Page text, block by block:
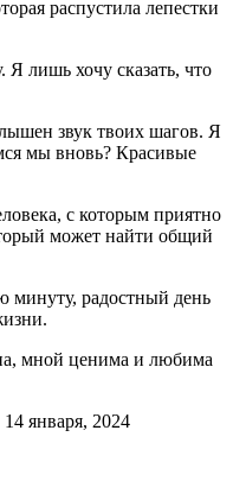
распустила лепестки
лишь хочу сказать, что
звук твоих шагов. Я
мы вновь? Красивые
с которым приятно
может найти общий
минуту, радостный день
мной ценима и любима
января, 2024